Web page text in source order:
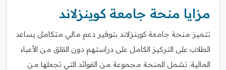
مزايا منحة جامعة كوينزلاند
تتميز منحة جامعة كوينزلاند بتوفير دعم مالي متكامل يساعد
الطلاب على التركيز الكامل على دراستهم دون القلق من الأعباء
المالية. تشمل المنحة مجموعة من الفوائد التي تجعلها من